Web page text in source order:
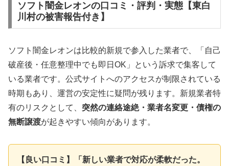
ソフト闇金レオンの口コミ・評判・実態【東白
川村の被害報告付き】
ソフト闇金レオンは比較的新規で参入した業者で、「自己
破産後・任意整理中でも即日OK」という訴求で集客して
いる業者です。公式サイトへのアクセスが制限されている
時期もあり、運営の安定性に疑問が残ります。新規業者特
有のリスクとして、 突然の連絡途絶・業者名変更・債権の
無断譲渡が起きやすい傾向があります。
【良い口コミ】「新しい業者で対応が柔軟だった。